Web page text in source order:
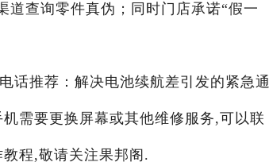
查询零件真伪；同时门店承诺“假一
话推荐：解决电池续航差引发的紧急通
需要更换屏幕或其他维修服务,可以联
程,敬请关注果邦阁.